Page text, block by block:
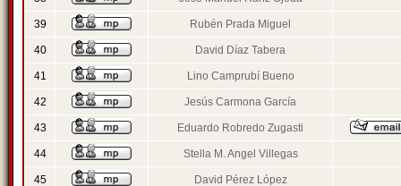
39 Rubén Prada Miguel
40 David Díaz Tabera
41 Lino Camprubí Bueno
42 Jesús Carmona García
43 Eduardo Robredo Zugasti
44 Stella M. Angel Villegas
45 David Pérez López